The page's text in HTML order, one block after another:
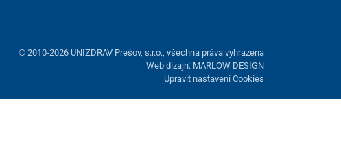
© 2010-2026 UNIZDRAV Prešov, s.r.o., všechna práva vyhrazena
Web dizajn: MARLOW DESIGN
Upravit nastavení Cookies